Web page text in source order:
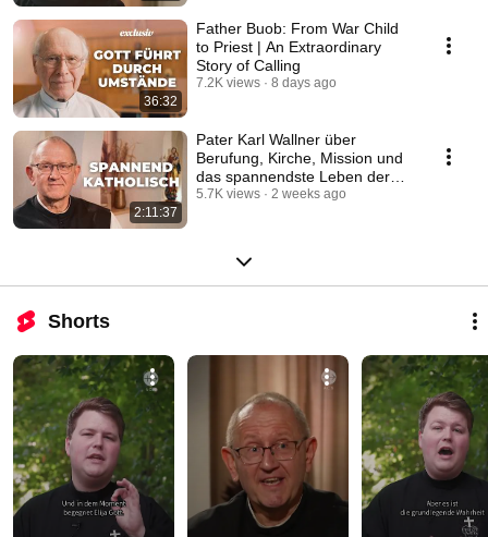
36:32
Father Buob: From War Child
to Priest | An Extraordinary
Story of Calling
7.2K views 8 days ago
2:11:37
Pater Karl Wallner über
Berufung, Kirche, Mission und
das spannendste Leben der
Welt #katholisch
5.7K views 2 weeks ago
Shorts